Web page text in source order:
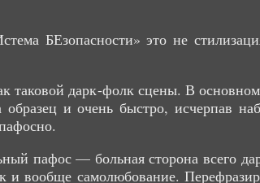
БЕзопасности» это не
таковой дарк-фолк сцены. В
и очень быстро, исчерпав
пафос — больная сторона всего
и вообще самолюбование.